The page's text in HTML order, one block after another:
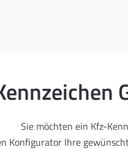
Sie möchten ein Kfz-
Konfigurator Ihre